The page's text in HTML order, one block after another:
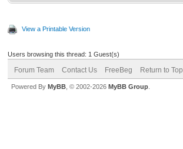
View a Printable Version
Users browsing this thread: 1 Guest(s)
Forum Team Contact Us FreeBeg Return to Top
Powered By MyBB , © 2002-2026 MyBB Group